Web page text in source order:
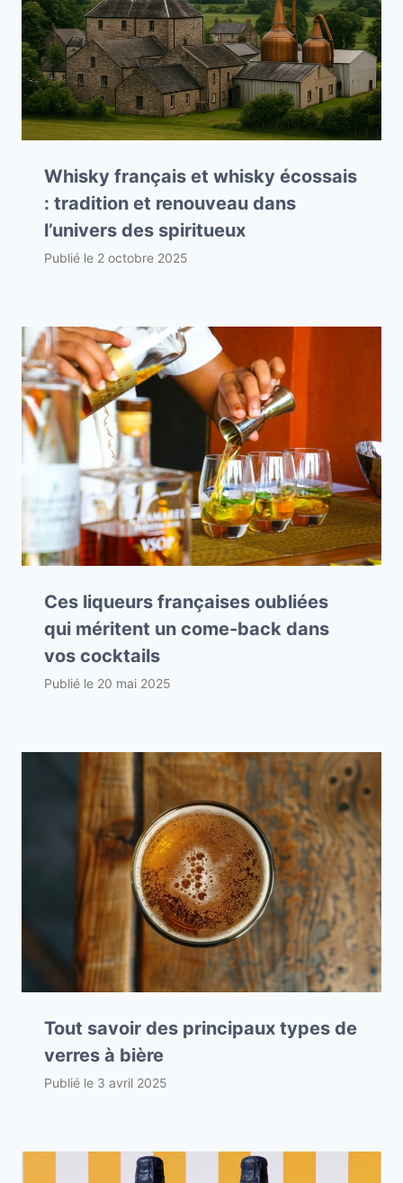
Whisky français et whisky écossais
: tradition et renouveau dans
l’univers des spiritueux
Publié le 2 octobre 2025
Ces liqueurs françaises oubliées
qui méritent un come-back dans
vos cocktails
Publié le 20 mai 2025
Tout savoir des principaux types de
verres à bière
Publié le 3 avril 2025